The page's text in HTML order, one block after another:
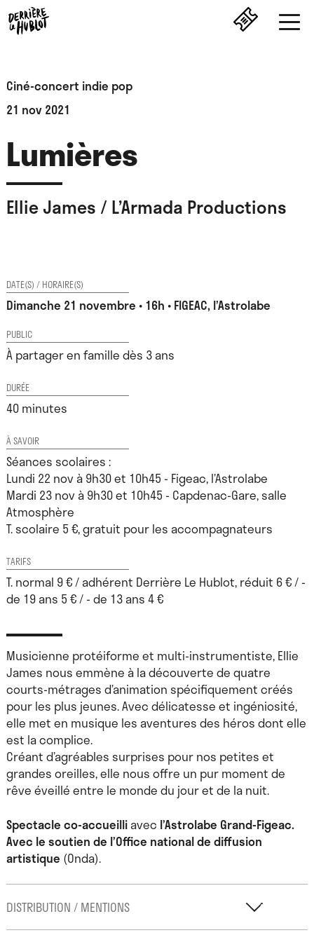
Ciné-concert indie pop
21 nov 2021
Lumières
Ellie James / L’Armada Productions
DATE(S) / HORAIRE(S)
Dimanche 21 novembre • 16h • FIGEAC, l’Astrolabe
PUBLIC
À partager en famille dès 3 ans
DURÉE
40 minutes
À SAVOIR
Séances scolaires :
Lundi 22 nov à 9h30 et 10h45 - Figeac, l’Astrolabe
Mardi 23 nov à 9h30 et 10h45 - Capdenac-Gare, salle
Atmosphère
T. scolaire 5 €, gratuit pour les accompagnateurs
TARIFS
T. normal 9 € / adhérent Derrière Le Hublot, réduit 6 € / -
de 19 ans 5 € / - de 13 ans 4 €
Musicienne protéiforme et multi-instrumentiste, Ellie
James nous emmène à la découverte de quatre
courts-métrages d’animation spécifiquement créés
pour les plus jeunes. Avec délicatesse et ingéniosité,
elle met en musique les aventures des héros dont elle
est la complice.
Créant d’agréables surprises pour nos petites et
grandes oreilles, elle nous offre un pur moment de
rêve éveillé entre le monde du jour et de la nuit.
Spectacle co-accueilliavec l’Astrolabe Grand-Figeac.
Avec le soutien de l’Office national de diffusion
artistique (Onda).
DISTRIBUTION / MENTIONS